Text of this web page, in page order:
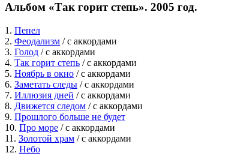
Альбом «Так горит степь». 2005 год.
1. Пепел
2. Феодализм / c аккордами
3. Голод / c аккордами
4. Так горит степь / c аккордами
5. Ноябрь в окно / c аккордами
6. Заметать следы / c аккордами
7. Иллюзия дней / c аккордами
8. Движется следом / c аккордами
9. Прошлого больше не будет
10. Про море / c аккордами
11. Золотой храм / c аккордами
12. Небо